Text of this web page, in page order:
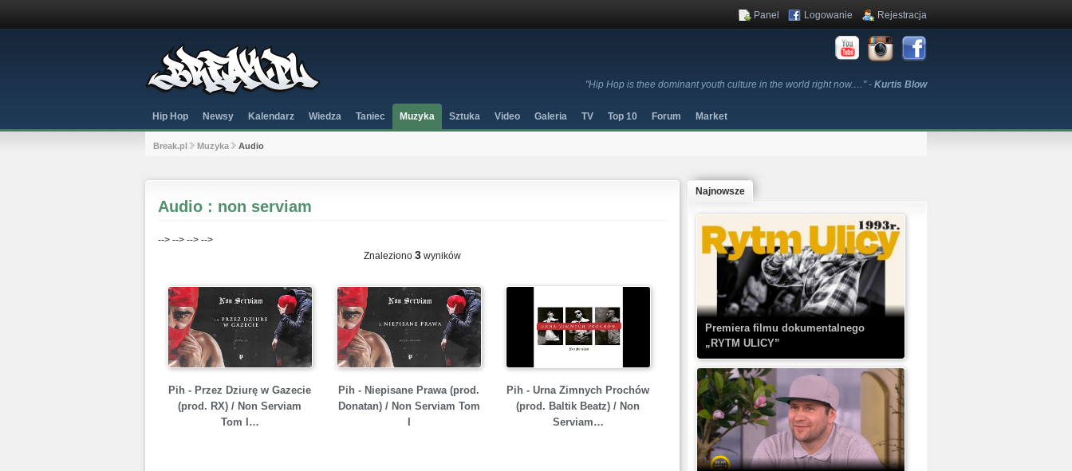
"Hip Hop is thee dominant youth culture in the world right now.…" - Kurtis Blow
Panel Logowanie Rejestracja
Hip Hop Newsy Kalendarz Wiedza Taniec Muzyka Sztuka Video Galeria TV Top 10 Forum Market
Break.pl Muzyka Audio
Audio : non serviam
--> --> --> -->
Znaleziono 3 wyników
Pih - Przez Dziurę w Gazecie
(prod. RX) / Non Serviam
Tom I…
Pih - Niepisane Prawa (prod.
Donatan) / Non Serviam Tom
Pih - Urna Zimnych Prochów
(prod. Baltik Beatz) / Non
Serviam…
Najnowsze
Premiera filmu dokumentalnego
„RYTM ULICY”